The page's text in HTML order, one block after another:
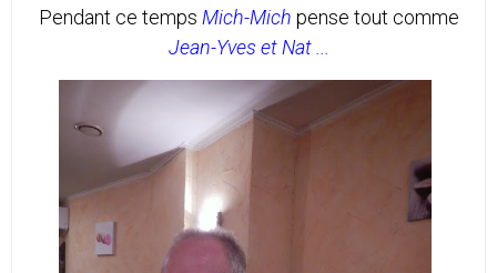
Pendant ce temps Mich-Mich pense tout comme
Jean-Yves et Nat ...